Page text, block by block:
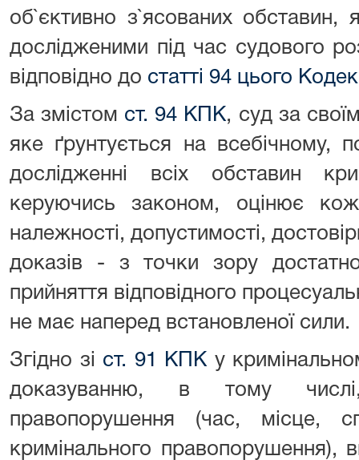
об`єктивно з`ясованих обставин,
дослідженими під час судового
відповідно до статті 94 цього
За змістом ст. 94 КПК, суд за
яке ґрунтується на всебічному,
дослідженні всіх обставин
керуючись законом, оцінює
належності, допустимості,
доказів - з точки зору
прийняття відповідного
не має наперед встановленої сили.
Згідно зі ст. 91 КПКу
доказуванню, в тому
правопорушення (час, місце,
кримінального правопорушення),